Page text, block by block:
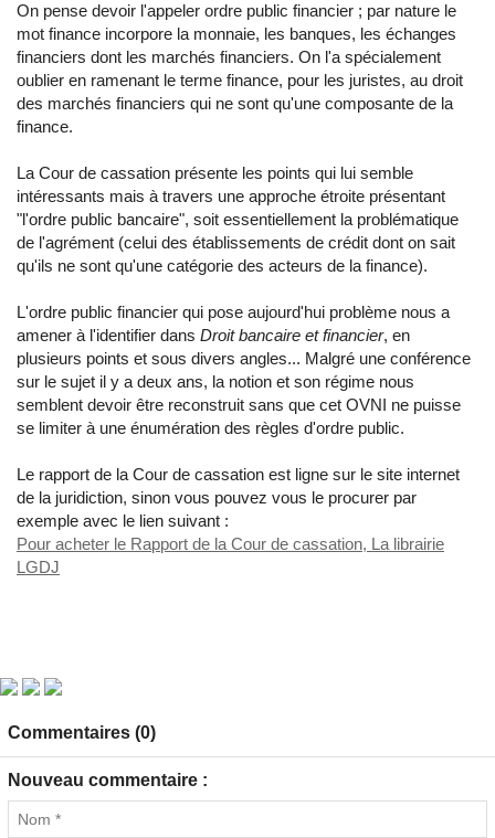
On pense devoir l'appeler ordre public financier ; par nature le
mot finance incorpore la monnaie, les banques, les échanges
financiers dont les marchés financiers. On l'a spécialement
oublier en ramenant le terme finance, pour les juristes, au droit
des marchés financiers qui ne sont qu'une composante de la
finance.
La Cour de cassation présente les points qui lui semble
intéressants mais à travers une approche étroite présentant
"l'ordre public bancaire", soit essentiellement la problématique
de l'agrément (celui des établissements de crédit dont on sait
qu'ils ne sont qu'une catégorie des acteurs de la finance).
L'ordre public financier qui pose aujourd'hui problème nous a
amener à l'identifier dans Droit bancaire et financier, en
plusieurs points et sous divers angles... Malgré une conférence
sur le sujet il y a deux ans, la notion et son régime nous
semblent devoir être reconstruit sans que cet OVNI ne puisse
se limiter à une énumération des règles d'ordre public.
Le rapport de la Cour de cassation est ligne sur le site internet
de la juridiction, sinon vous pouvez vous le procurer par
exemple avec le lien suivant :
Pour acheter le Rapport de la Cour de cassation, La librairie
LGDJ
Commentaires (0)
Nouveau commentaire :